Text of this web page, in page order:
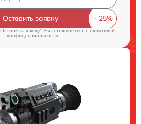
Оставить заявку
заявку" Вы соглашаетесь c политикой
конфиденциальности